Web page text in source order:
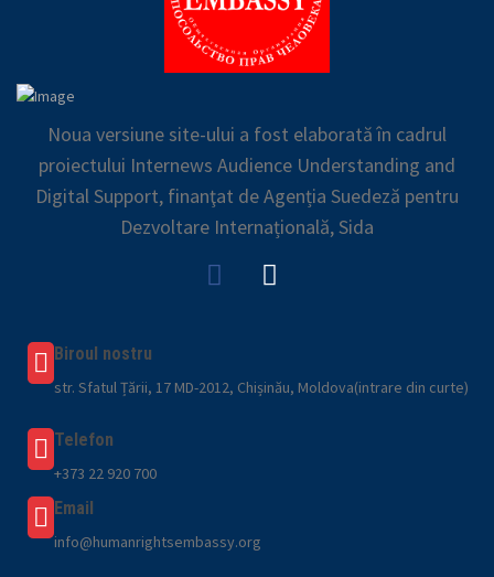
Noua versiune site-ului a fost elaborată în cadrul
proiectului Internews Audience Understanding and
Digital Support, finanţat de Agenția Suedeză pentru
Dezvoltare Internațională, Sida
Biroul nostru
str. Sfatul Țării, 17 MD-2012, Chișinău, Moldova(intrare din curte)
Telefon
+373 22 920 700
Email
info@humanrightsembassy.org